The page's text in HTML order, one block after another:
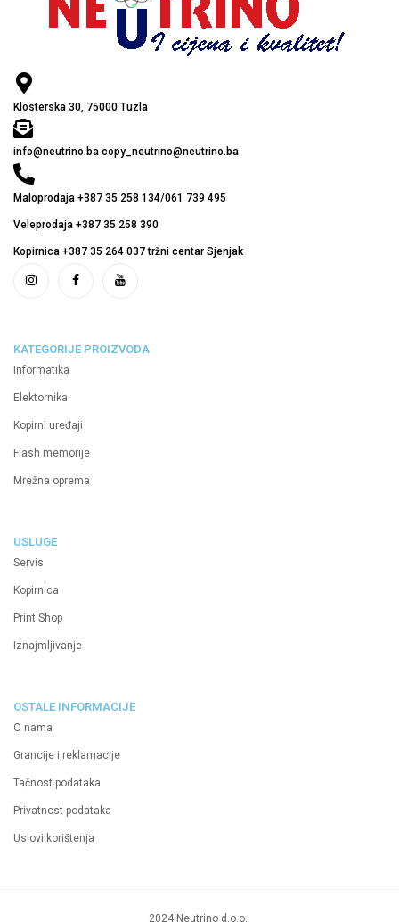
Klosterska 30, 75000 Tuzla
info@neutrino.ba copy_neutrino@neutrino.ba
Maloprodaja +387 35 258 134/061 739 495
Veleprodaja +387 35 258 390
Kopirnica +387 35 264 037 tržni centar Sjenjak
KATEGORIJE PROIZVODA
Informatika
Elektornika
Kopirni uređaji
Flash memorije
Mrežna oprema
USLUGE
Servis
Kopirnica
Print Shop
Iznajmljivanje
OSTALE INFORMACIJE
O nama
Grancije i reklamacije
Tačnost podataka
Privatnost podataka
Uslovi korištenja
2024 Neutrino d.o.o.